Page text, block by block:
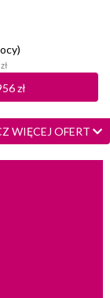
zł
WIĘCEJ OFERT